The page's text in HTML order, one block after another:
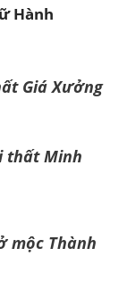
Hành
Giá Xưởng
thất Minh
mộc Thành